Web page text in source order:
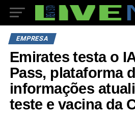
EMPRESA
Emirates testa o
Pass, plataforma
informações
teste e vacina da